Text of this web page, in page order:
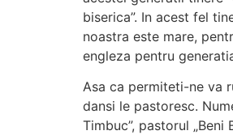
biserica”. In acest fel
noastra este mare,
engleza pentru
Asa ca permiteti-ne va
dansi le pastoresc.
Timbuc”, pastorul „Beni